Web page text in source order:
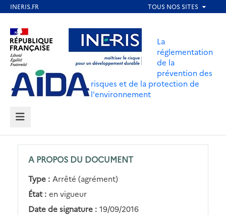
contenu
principal
Aller au contenu Aller au menu
Aller au pied de page
La
réglementation
de la
prévention des
risques et de la protection de
l'environnement
MENU
A PROPOS DU DOCUMENT
Type : Arrêté (agrément)
État : en vigueur
Date de signature : 19/09/2016